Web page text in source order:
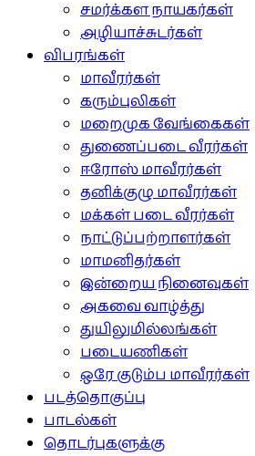
சமர்க்கள நாயகர்கள்
அழியாச்சுடர்கள்
விபரங்கள்
மாவீரர்கள்
கரும்புலிகள்
மறைமுக வேங்கைகள்
துணைப்படை வீரர்கள்
ஈரோஸ் மாவீரர்கள்
தனிக்குழு மாவீரர்கள்
மக்கள் படை வீரர்கள்
நாட்டுப்பற்றாளர்கள்
மாமனிதர்கள்
இன்றைய நினைவுகள்
அகவை வாழ்த்து
துயிலுமில்லங்கள்
படையணிகள்
ஒரே குடும்ப மாவீரர்கள்
படத்தொகுப்பு
பாடல்கள்
தொடர்புகளுக்கு